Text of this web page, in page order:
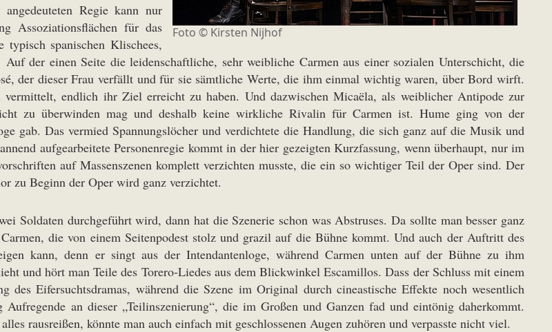
Foto © Kirsten Nijhof
Regie kann nur
Assoziationsflächen für das
spanischen Klischees,
der einen Seite die leidenschaftliche, sehr weibliche Carmen aus einer sozialen Unterschicht, die
der dieser Frau verfällt und für sie sämtliche Werte, die ihm einmal wichtig waren, über Bord wirft.
endlich ihr Ziel erreicht zu haben. Und dazwischen Micaëla, als weiblicher Antipode zur
zu überwinden mag und deshalb keine wirkliche Rivalin für Carmen ist. Hume ging von der
gab. Das vermied Spannungslöcher und verdichtete die Handlung, die sich ganz auf die Musik und
aufgearbeitete Personenregie kommt in der hier gezeigten Kurzfassung, wenn überhaupt, nur im
auf Massenszenen komplett verzichten musste, die ein so wichtiger Teil der Oper sind. Der
zu Beginn der Oper wird ganz verzichtet.
Soldaten durchgeführt wird, dann hat die Szenerie schon was Abstruses. Da sollte man besser ganz
die von einem Seitenpodest stolz und grazil auf die Bühne kommt. Und auch der Auftritt des
kann, denn er singt aus der Intendantenloge, während Carmen unten auf der Bühne zu ihm
und hört man Teile des Torero-Liedes aus dem Blickwinkel Escamillos. Dass der Schluss mit einem
des Eifersuchtsdramas, während die Szene im Original durch cineastische Effekte noch wesentlich
an dieser „Teilinszenierung“, die im Großen und Ganzen fad und eintönig daherkommt.
rausreißen, könnte man auch einfach mit geschlossenen Augen zuhören und verpasste nicht viel.